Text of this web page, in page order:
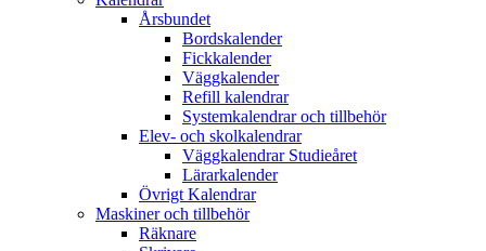
Årsbundet
Bordskalender
Fickkalender
Väggkalender
Refill kalendrar
Systemkalendrar och tillbehör
Elev- och skolkalendrar
Väggkalendrar Studieåret
Lärarkalender
Övrigt Kalendrar
Maskiner och tillbehör
Räknare